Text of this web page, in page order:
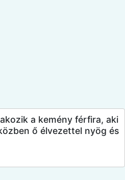
a kemény férfira, aki
ő élvezettel nyög és